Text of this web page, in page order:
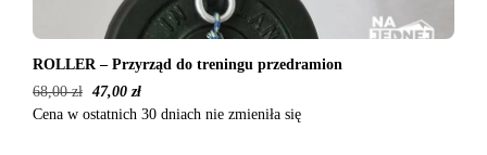
ROLLER – Przyrząd do treningu przedramion
68,00zł 47,00 zł
Cena w ostatnich 30 dniach nie zmieniła się